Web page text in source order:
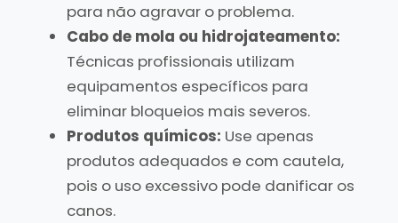
para não agravar o problema.
Cabo de mola ou hidrojateamento:
Técnicas profissionais utilizam
equipamentos específicos para
eliminar bloqueios mais severos.
Produtos químicos: Use apenas
produtos adequados e com cautela,
pois o uso excessivo pode danificar os
canos.